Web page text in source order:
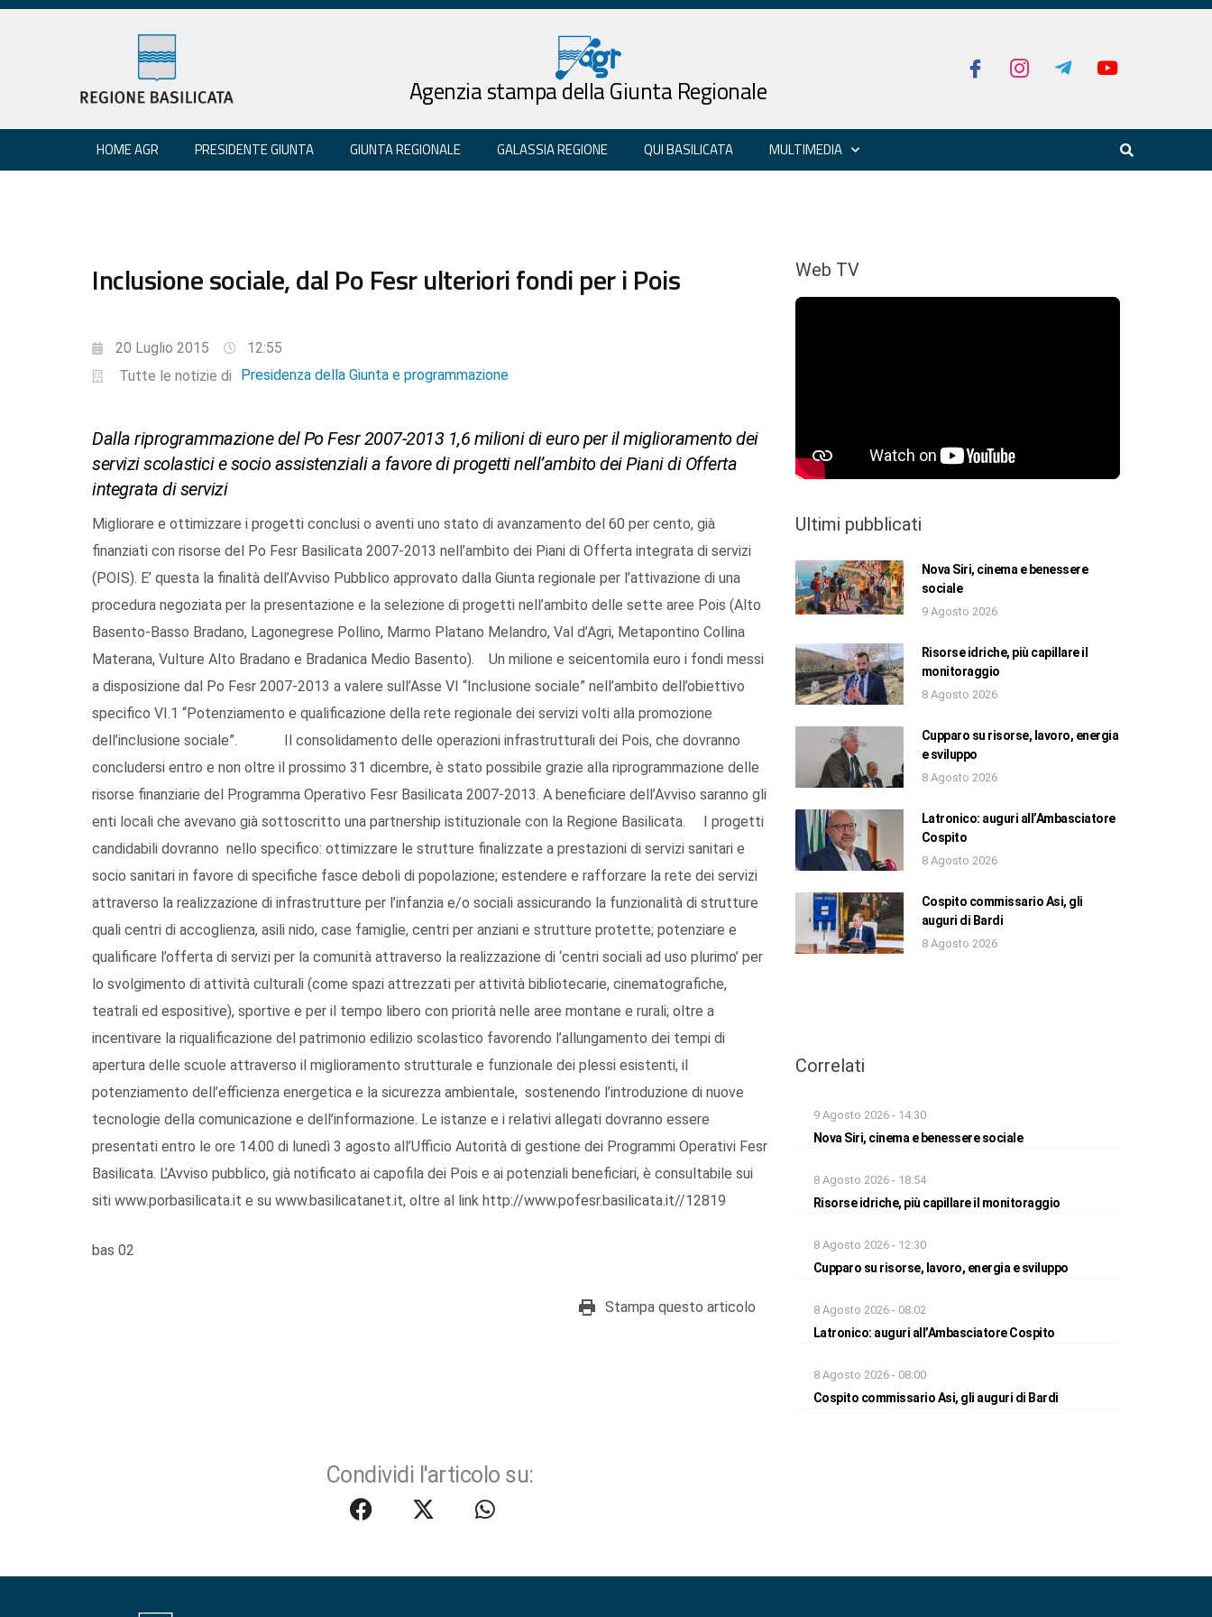
Agenzia stampa della Giunta Regionale
HOME AGR PRESIDENTE GIUNTA GIUNTA REGIONALE GALASSIA REGIONE QUI BASILICATA MULTIMEDIA
Inclusione sociale, dal Po Fesr ulteriori fondi per i Pois
20 Luglio 2015
12:55
Tutte le notizie di
Presidenza della Giunta e programmazione
Dalla riprogrammazione del Po Fesr 2007-2013 1,6 milioni di euro per il miglioramento dei
servizi scolastici e socio assistenziali a favore di progetti nell’ambito dei Piani di Offerta
integrata di servizi
Migliorare e ottimizzare i progetti conclusi o aventi uno stato di avanzamento del 60 per cento, già
finanziati con risorse del Po Fesr Basilicata 2007-2013 nell’ambito dei Piani di Offerta integrata di servizi
(POIS). E’ questa la finalità dell’Avviso Pubblico approvato dalla Giunta regionale per l’attivazione di una
procedura negoziata per la presentazione e la selezione di progetti nell’ambito delle sette aree Pois (Alto
Basento-Basso Bradano, Lagonegrese Pollino, Marmo Platano Melandro, Val d’Agri, Metapontino Collina
Materana, Vulture Alto Bradano e Bradanica Medio Basento). Un milione e seicentomila euro i fondi messi
a disposizione dal Po Fesr 2007-2013 a valere sull’Asse VI “Inclusione sociale” nell’ambito dell’obiettivo
specifico VI.1 “Potenziamento e qualificazione della rete regionale dei servizi volti alla promozione
dell’inclusione sociale”. Il consolidamento delle operazioni infrastrutturali dei Pois, che dovranno
concludersi entro e non oltre il prossimo 31 dicembre, è stato possibile grazie alla riprogrammazione delle
risorse finanziarie del Programma Operativo Fesr Basilicata 2007-2013. A beneficiare dell’Avviso saranno gli
enti locali che avevano già sottoscritto una partnership istituzionale con la Regione Basilicata. I progetti
candidabili dovranno nello specifico: ottimizzare le strutture finalizzate a prestazioni di servizi sanitari e
socio sanitari in favore di specifiche fasce deboli di popolazione; estendere e rafforzare la rete dei servizi
attraverso la realizzazione di infrastrutture per l’infanzia e/o sociali assicurando la funzionalità di strutture
quali centri di accoglienza, asili nido, case famiglie, centri per anziani e strutture protette; potenziare e
qualificare l’offerta di servizi per la comunità attraverso la realizzazione di ‘centri sociali ad uso plurimo’ per
lo svolgimento di attività culturali (come spazi attrezzati per attività bibliotecarie, cinematografiche,
teatrali ed espositive), sportive e per il tempo libero con priorità nelle aree montane e rurali; oltre a
incentivare la riqualificazione del patrimonio edilizio scolastico favorendo l’allungamento dei tempi di
apertura delle scuole attraverso il miglioramento strutturale e funzionale dei plessi esistenti, il
potenziamento dell’efficienza energetica e la sicurezza ambientale, sostenendo l’introduzione di nuove
tecnologie della comunicazione e dell’informazione. Le istanze e i relativi allegati dovranno essere
presentati entro le ore 14.00 di lunedì 3 agosto all’Ufficio Autorità di gestione dei Programmi Operativi Fesr
Basilicata. L’Avviso pubblico, già notificato ai capofila dei Pois e ai potenziali beneficiari, è consultabile sui
siti www.porbasilicata.it e su www.basilicatanet.it, oltre al link http://www.pofesr.basilicata.it//12819
bas 02
Stampa questo articolo
Condividi l'articolo su:
Web TV
Ultimi pubblicati
Nova Siri, cinema e benessere
sociale
9 Agosto 2026
Risorse idriche, più capillare il
monitoraggio
8 Agosto 2026
Cupparo su risorse, lavoro, energia
e sviluppo
8 Agosto 2026
Latronico: auguri all’Ambasciatore
Cospito
8 Agosto 2026
Cospito commissario Asi, gli
auguri di Bardi
8 Agosto 2026
Correlati
9 Agosto 2026 - 14:30
Nova Siri, cinema e benessere sociale
8 Agosto 2026 - 18:54
Risorse idriche, più capillare il monitoraggio
8 Agosto 2026 - 12:30
Cupparo su risorse, lavoro, energia e sviluppo
8 Agosto 2026 - 08:02
Latronico: auguri all’Ambasciatore Cospito
8 Agosto 2026 - 08:00
Cospito commissario Asi, gli auguri di Bardi